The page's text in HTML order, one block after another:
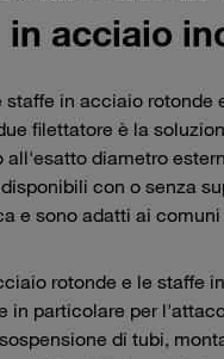
in acciaio
staffe in acciaio rotonde
filettatore è la
all'esatto diametro
con o senza
e sono adatti ai
rotonde e le staffe
in particolare per
di tubi,